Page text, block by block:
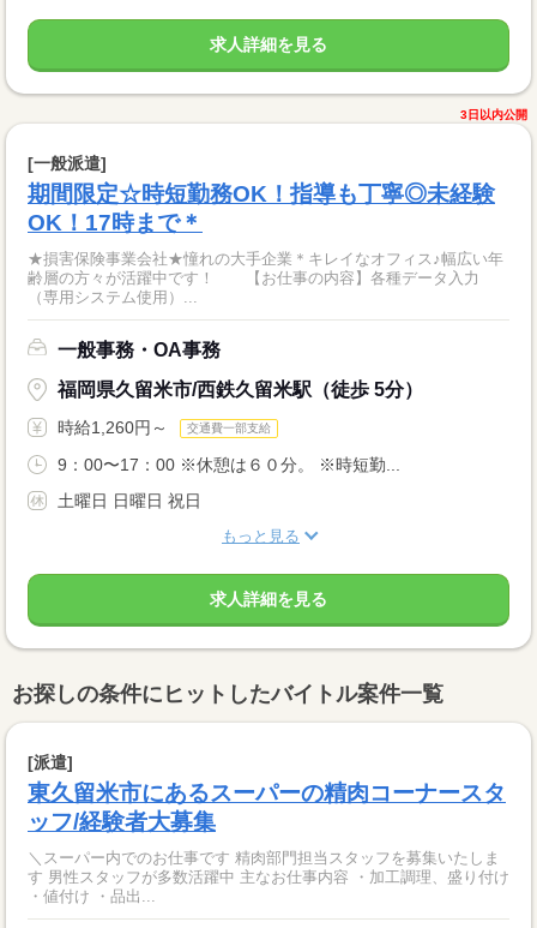
求人詳細を見る
3日以内公開
[一般派遣]
期間限定☆時短勤務OK！指導も丁寧◎未経験
OK！17時まで＊
★損害保険事業会社★憧れの大手企業＊キレイなオフィス♪幅広い年
齢層の方々が活躍中です！ 【お仕事の内容】各種データ入力
（専用システム使用）...
一般事務・OA事務
福岡県久留米市/西鉄久留米駅（徒歩 5分）
時給1,260円～ 交通費一部支給
9：00〜17：00 ※休憩は６０分。 ※時短勤...
土曜日 日曜日 祝日
もっと見る
求人詳細を見る
お探しの条件にヒットしたバイトル案件一覧
[派遣]
東久留米市にあるスーパーの精肉コーナースタ
ッフ/経験者大募集
＼スーパー内でのお仕事です 精肉部門担当スタッフを募集いたしま
す 男性スタッフが多数活躍中 主なお仕事内容 ・加工調理、盛り付け
・値付け ・品出...